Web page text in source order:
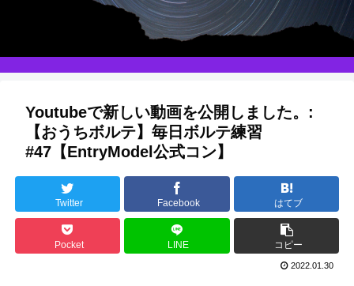
Youtubeで新しい動画を公開しました。:
【おうちボルテ】毎日ボルテ練習
#47【EntryModel公式コン】
Twitter Facebook はてブ
Pocket LINE コピー
2022.01.30